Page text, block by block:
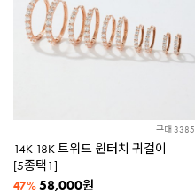
구매 3385
14K 18K 트위드 원터치 귀걸이
[5종택1]
47% 58,000원